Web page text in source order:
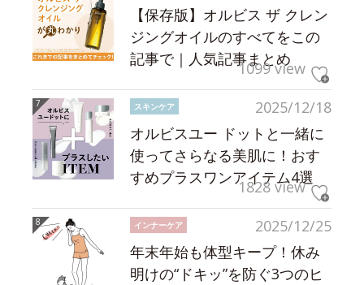
【保存版】オルビス ザ クレン
ジングオイルのすべてをこの
記事で｜人気記事まとめ
1099 view
2025/12/18
スキンケア
オルビスユー ドットと一緒に
使ってさらなる美肌に！おす
すめプラスワンアイテム4選
1828 view
2025/12/25
インナーケア
年末年始も体型キープ！休み
明けの“ドキッ”を防ぐ3つのヒ